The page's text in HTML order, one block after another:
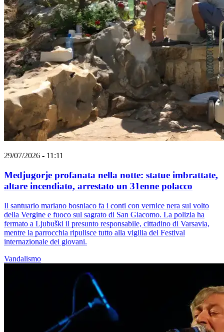
29/07/2026 - 11:11
Medjugorje profanata nella notte: statue imbrattate,
altare incendiato, arrestato un 31enne polacco
Il santuario mariano bosniaco fa i conti con vernice nera sul volto
della Vergine e fuoco sul sagrato di San Giacomo. La polizia ha
fermato a Ljubuški il presunto responsabile, cittadino di Varsavia,
mentre la parrocchia ripulisce tutto alla vigilia del Festival
internazionale dei giovani.
Vandalismo